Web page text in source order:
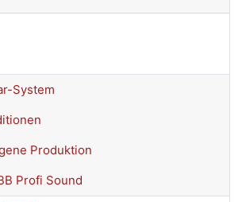
System
Produktion
Profi Sound